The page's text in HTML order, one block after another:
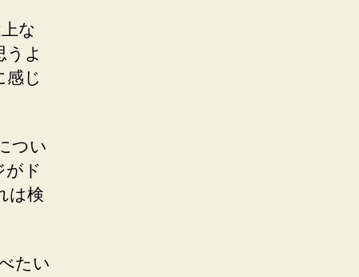
な
よ
感じ
つい
がド
は検
たい